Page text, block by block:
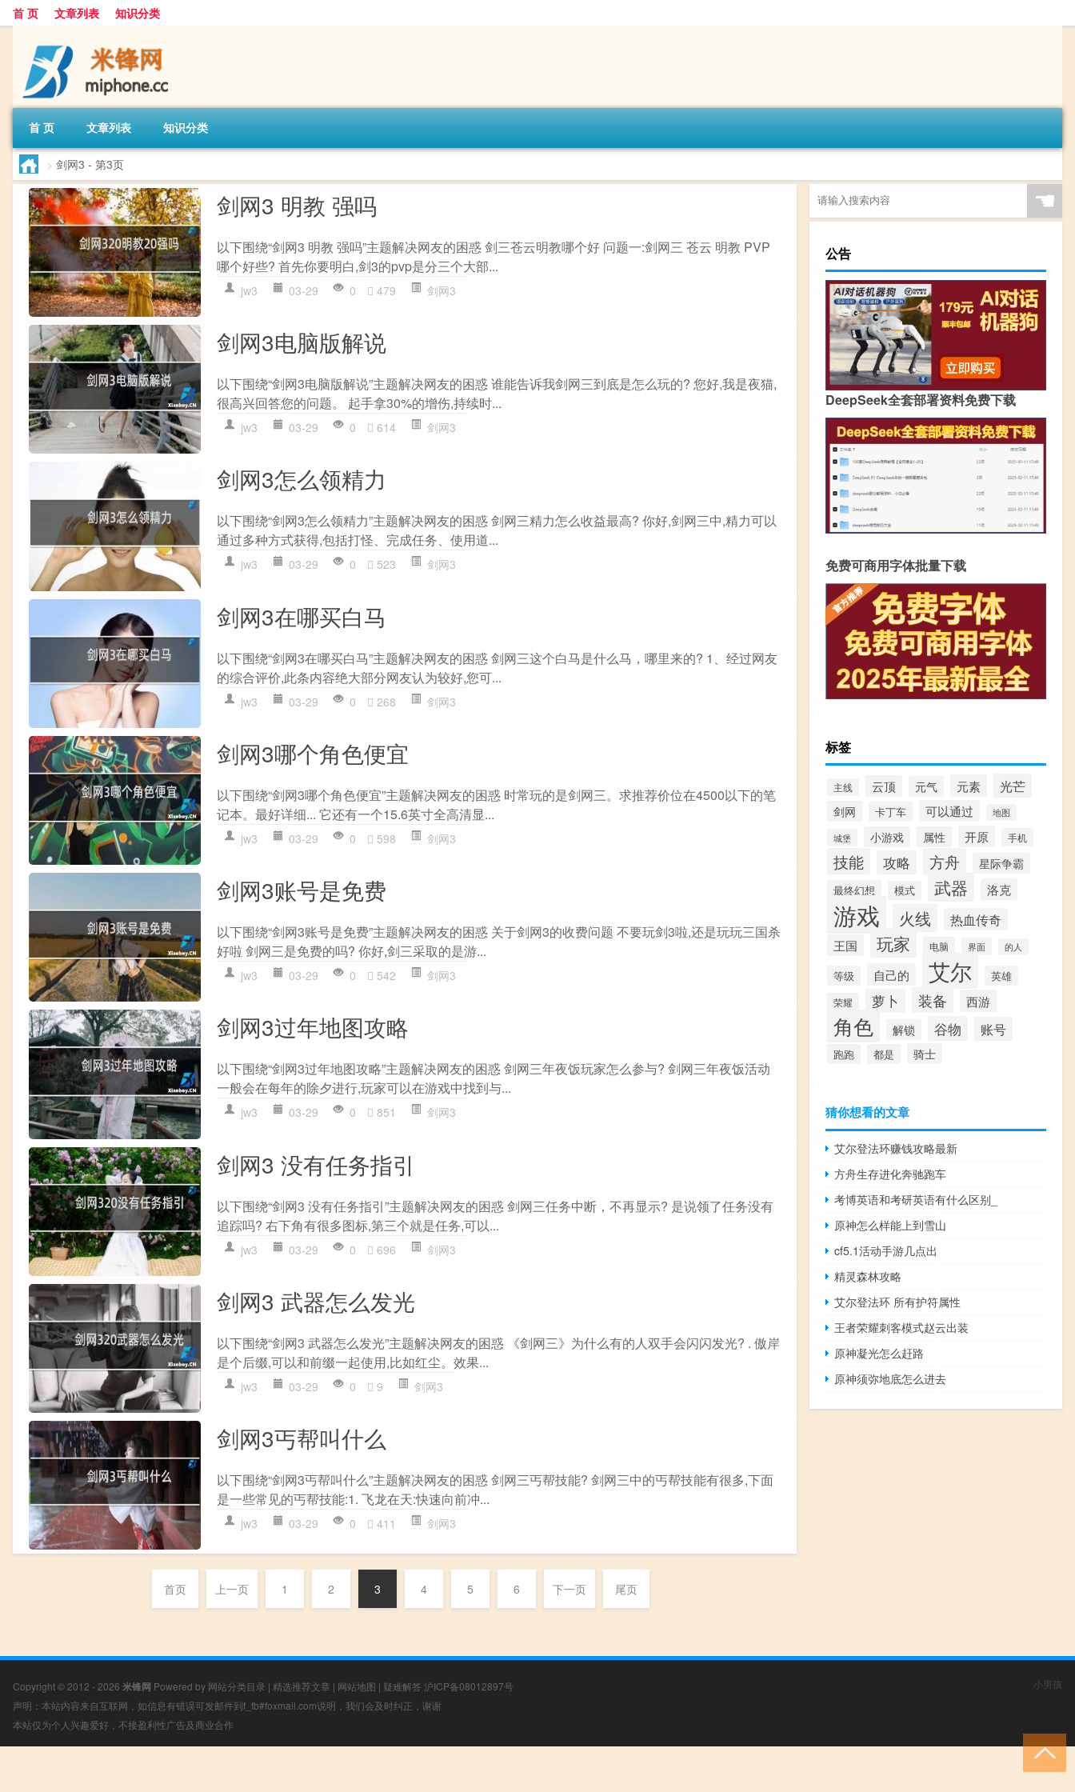
首 页 文章列表 知识分类
首 页 文章列表 知识分类
> 剑网3 - 第3页
剑网3 明教 强吗
以下围绕“剑网3 明教 强吗”主题解决网友的困惑 剑三苍云明教哪个好 问题一:剑网三 苍云 明教 PVP
哪个好些? 首先你要明白,剑3的pvp是分三个大部...
jw3 03-29 0 479 剑网3
剑网3电脑版解说
以下围绕“剑网3电脑版解说”主题解决网友的困惑 谁能告诉我剑网三到底是怎么玩的? 您好,我是夜猫,
很高兴回答您的问题。 起手拿30%的增伤,持续时...
jw3 03-29 0 614 剑网3
剑网3怎么领精力
以下围绕“剑网3怎么领精力”主题解决网友的困惑 剑网三精力怎么收益最高? 你好,剑网三中,精力可以
通过多种方式获得,包括打怪、完成任务、使用道...
jw3 03-29 0 523 剑网3
剑网3在哪买白马
以下围绕“剑网3在哪买白马”主题解决网友的困惑 剑网三这个白马是什么马，哪里来的? 1、经过网友
的综合评价,此条内容绝大部分网友认为较好,您可...
jw3 03-29 0 268 剑网3
剑网3哪个角色便宜
以下围绕“剑网3哪个角色便宜”主题解决网友的困惑 时常玩的是剑网三。求推荐价位在4500以下的笔
记本。最好详细... 它还有一个15.6英寸全高清显...
jw3 03-29 0 598 剑网3
剑网3账号是免费
以下围绕“剑网3账号是免费”主题解决网友的困惑 关于剑网3的收费问题 不要玩剑3啦,还是玩玩三国杀
好啦 剑网三是免费的吗? 你好,剑三采取的是游...
jw3 03-29 0 542 剑网3
剑网3过年地图攻略
以下围绕“剑网3过年地图攻略”主题解决网友的困惑 剑网三年夜饭玩家怎么参与? 剑网三年夜饭活动
一般会在每年的除夕进行,玩家可以在游戏中找到与...
jw3 03-29 0 851 剑网3
剑网3 没有任务指引
以下围绕“剑网3 没有任务指引”主题解决网友的困惑 剑网三任务中断，不再显示? 是说领了任务没有
追踪吗? 右下角有很多图标,第三个就是任务,可以...
jw3 03-29 0 696 剑网3
剑网3 武器怎么发光
以下围绕“剑网3 武器怎么发光”主题解决网友的困惑 《剑网三》为什么有的人双手会闪闪发光? . 傲岸
是个后缀,可以和前缀一起使用,比如红尘。效果...
jw3 03-29 0 9 剑网3
剑网3丐帮叫什么
以下围绕“剑网3丐帮叫什么”主题解决网友的困惑 剑网三丐帮技能? 剑网三中的丐帮技能有很多,下面
是一些常见的丐帮技能:1. 飞龙在天:快速向前冲...
jw3 03-29 0 411 剑网3
首页 上一页 1 2 3 4 5 6 下一页 尾页
☚
公告
DeepSeek全套部署资料免费下载
免费可商用字体批量下载
标签
主线 云顶 元气 元素 光芒
剑网 卡丁车 可以通过 地图
城堡 小游戏 属性 开原 手机
技能 攻略 方舟 星际争霸
最终幻想 模式 武器 洛克
游戏 火线 热血传奇
王国 玩家 电脑 界面 的人
等级 自己的 艾尔 英雄
荣耀 萝卜 装备 西游
角色 解锁 谷物 账号
跑跑 都是 骑士
猜你想看的文章
艾尔登法环赚钱攻略最新
方舟生存进化奔驰跑车
考博英语和考研英语有什么区别_
原神怎么样能上到雪山
cf5.1活动手游几点出
精灵森林攻略
艾尔登法环 所有护符属性
王者荣耀刺客模式赵云出装
原神凝光怎么赶路
原神须弥地底怎么进去
Copyright © 2012 - 2026 米锋网 Powered by 网站分类目录 | 精选推荐文章 | 网站地图 | 疑难解答 沪ICP备08012897号
声明：本站内容来自互联网，如信息有错误可发邮件到f_fb#foxmail.com说明，我们会及时纠正，谢谢
本站仅为个人兴趣爱好，不接盈利性广告及商业合作
小男孩